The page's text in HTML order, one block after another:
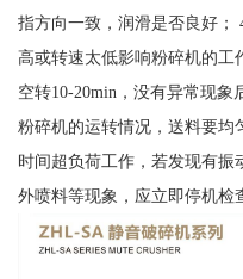
指方向一致，润滑是否良好；
高或转速太低影响粉碎机的工
空转10-20min，没有异常现
粉碎机的运转情况，送料要均
时间超负荷工作，若发现有振
外喷料等现象，应立即停机检